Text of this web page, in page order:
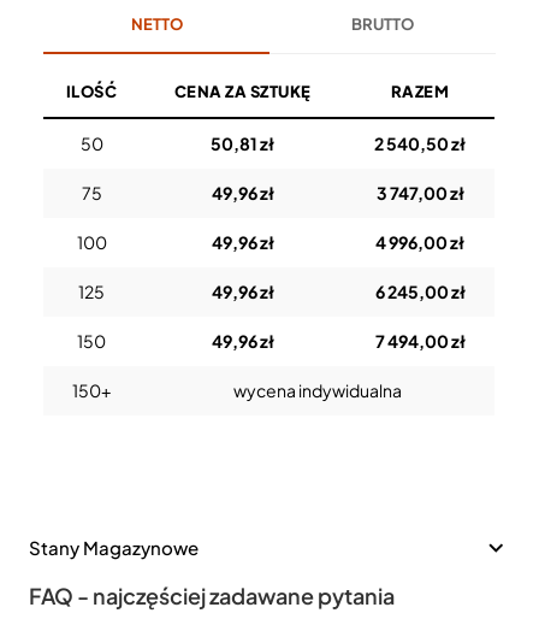
NETTO BRUTTO
ILOŚĆ CENA ZA SZTUKĘ RAZEM
50 50,81 zł 2 540,50 zł
75 49,96 zł 3 747,00 zł
100 49,96 zł 4 996,00 zł
125 49,96 zł 6 245,00 zł
150 49,96 zł 7 494,00 zł
150+ wycena indywidualna
Stany Magazynowe
FAQ - najczęściej zadawane pytania